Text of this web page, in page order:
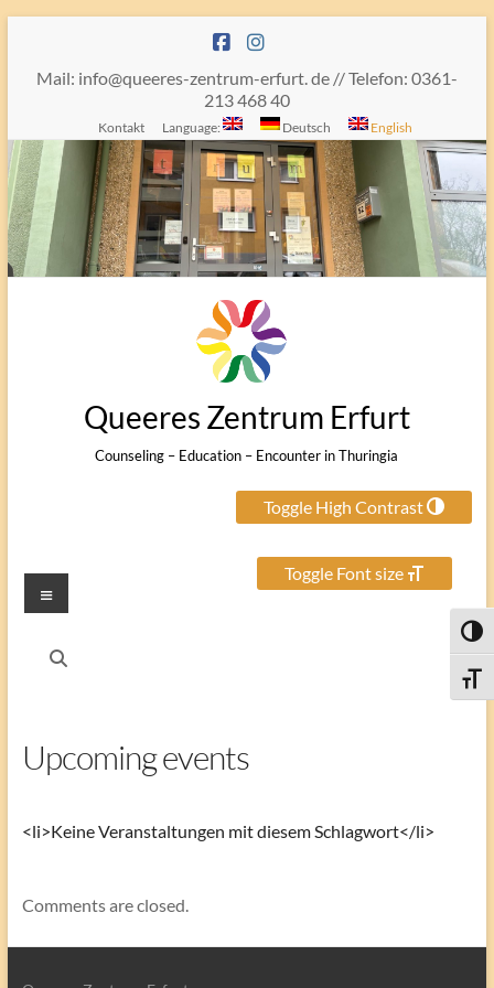
content
Mail: info@queeres-zentrum-erfurt. de // Telefon: 0361-
213 468 40
Kontakt Language: Deutsch English
Queeres Zentrum Erfurt
Counseling – Education – Encounter in Thuringia
Toggle High Contrast
Toggle Font size
Menu
Upcoming events
<li>Keine Veranstaltungen mit diesem Schlagwort</li>
Comments are closed.